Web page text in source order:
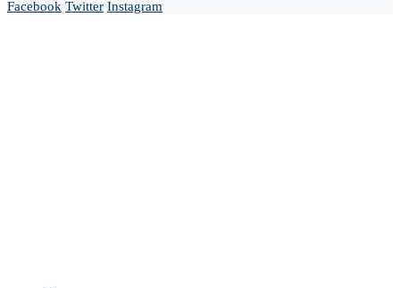
Facebook Twitter Instagram